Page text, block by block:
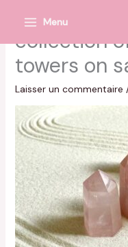
contenu
Menu
Menu
collection
towers on
Laisser un commentaire